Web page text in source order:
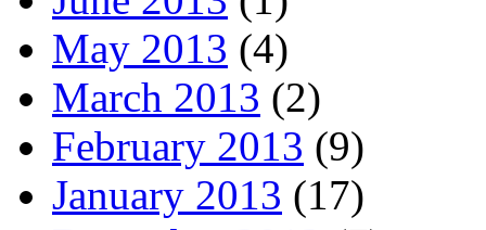
May 2013 (4)
March 2013 (2)
February 2013 (9)
January 2013 (17)